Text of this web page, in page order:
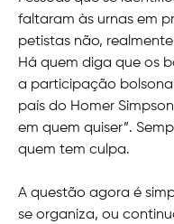
faltaram às urnas em
petistas não,
Há quem diga que os
a participação
país do Homer
em quem quiser”.
quem tem culpa.
A questão agora é
se organiza, ou